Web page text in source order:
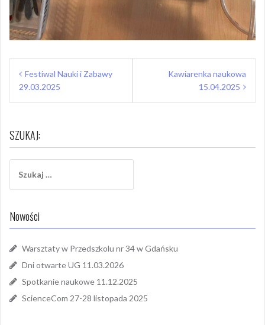
Nawigacja
wpisu
Festiwal Nauki i Zabawy
29.03.2025
Kawiarenka naukowa
15.04.2025
SZUKAJ:
Nowości
Warsztaty w Przedszkolu nr 34 w Gdańsku
Dni otwarte UG 11.03.2026
Spotkanie naukowe 11.12.2025
ScienceCom 27-28 listopada 2025